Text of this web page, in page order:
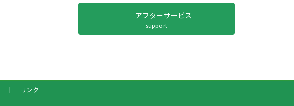
アフターサービス
support
リンク